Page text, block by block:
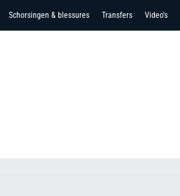
Schorsingen & blessures Transfers Video's